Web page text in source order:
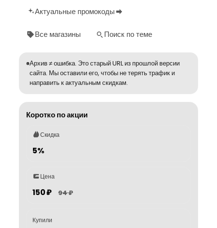
Актуальные промокоды
Все магазины Поиск по теме
Архив ≠ ошибка. Это старый URL из прошлой версии
сайта. Мы оставили его, чтобы не терять трафик и
направить к актуальным скидкам.
Коротко по акции
Скидка
5%
Цена
150 ₽ 94 ₽
Купили